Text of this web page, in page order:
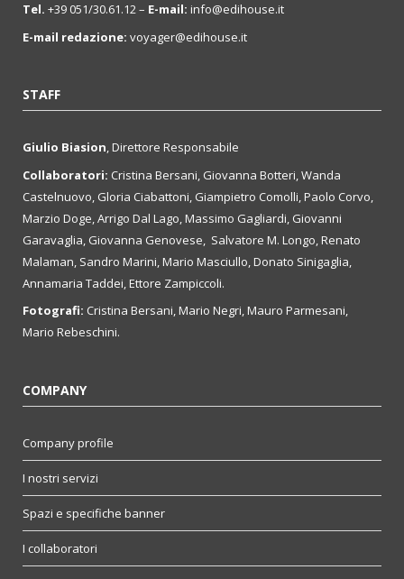
Tel. +39 051/30.61.12 – E-mail: info@edihouse.it
E-mail redazione: voyager@edihouse.it
STAFF
Giulio Biasion, Direttore Responsabile
Collaboratori: Cristina Bersani, Giovanna Botteri, Wanda
Castelnuovo, Gloria Ciabattoni, Giampietro Comolli, Paolo Corvo,
Marzio Doge, Arrigo Dal Lago, Massimo Gagliardi, Giovanni
Garavaglia, Giovanna Genovese, Salvatore M. Longo, Renato
Malaman, Sandro Marini, Mario Masciullo, Donato Sinigaglia,
Annamaria Taddei, Ettore Zampiccoli.
Fotografi: Cristina Bersani, Mario Negri, Mauro Parmesani,
Mario Rebeschini.
COMPANY
Company profile
I nostri servizi
Spazi e specifiche banner
I collaboratori